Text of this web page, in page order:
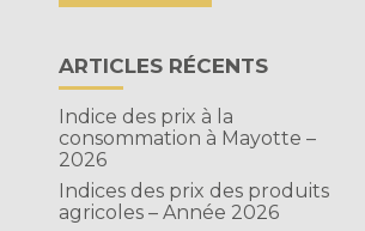
ARTICLES RÉCENTS
Indice des prix à la
consommation à Mayotte –
2026
Indices des prix des produits
agricoles – Année 2026